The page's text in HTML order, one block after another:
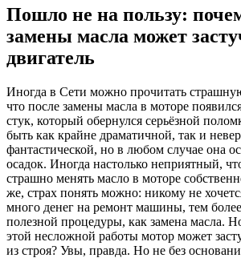
Пошло не на пользу:
замены масла может
двигатель
Иногда в Сети можно прочитать
что после замены масла в моторе
стук, который обернулся серьёзной
быть как крайне драматичной, так и
фантастической, но в любом случае она
осадок. Иногда настолько неприятный,
страшно менять масло в моторе
же, страх понять можно: никому не
много денег на ремонт машины, тем
полезной процедуры, как замена масла.
этой несложной работы мотор может
из строя? Увы, правда. Но не без